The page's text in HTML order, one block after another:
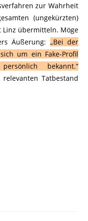
zur Wahrheit
(ungekürzten)
Linz übermitteln. Möge
Äußerung: „Bei der
um ein Fake-Profil
bekannt.“
Tatbestand